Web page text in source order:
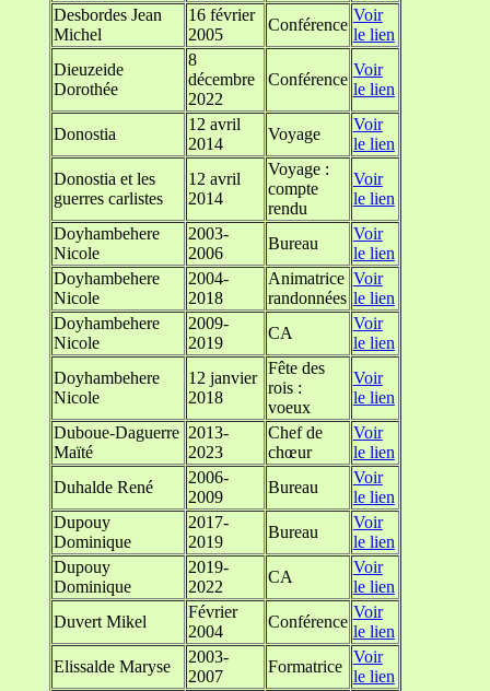
Desbordes Jean
Michel
16 février
2005
Conférence
Voir
le lien
Dieuzeide
Dorothée
8
décembre
2022
Conférence
Voir
le lien
Donostia
12 avril
2014
Voyage
Voir
le lien
Donostia et les
guerres carlistes
12 avril
2014
Voyage :
compte
rendu
Voir
le lien
Doyhambehere
Nicole
2003-
2006
Bureau
Voir
le lien
Doyhambehere
Nicole
2004-
2018
Animatrice
randonnées
Voir
le lien
Doyhambehere
Nicole
2009-
2019
CA
Voir
le lien
Doyhambehere
Nicole
12 janvier
2018
Fête des
rois :
voeux
Voir
le lien
Duboue-Daguerre
Maïté
2013-
2023
Chef de
chœur
Voir
le lien
Duhalde René
2006-
2009
Bureau
Voir
le lien
Dupouy
Dominique
2017-
2019
Bureau
Voir
le lien
Dupouy
Dominique
2019-
2022
CA
Voir
le lien
Duvert Mikel
Février
2004
Conférence
Voir
le lien
Elissalde Maryse
2003-
2007
Formatrice
Voir
le lien